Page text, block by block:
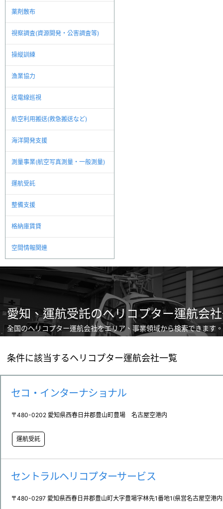
薬剤散布
視察調査(資源開発・公害調査等)
操縦訓練
漁業協力
送電線巡視
航空利用搬送(救急搬送など)
海洋開発支援
測量事業(航空写真測量・一般測量)
運航受託
整備支援
格納庫賃貸
空間情報関連
愛知、運航受託のヘリコプター運航会
全国のヘリコプター運航会社をエリア、事業領域から検索できます。
条件に該当するヘリコプター運航会社一覧
セコ・インターナショナル
〒480-0202 愛知県西春日井郡豊山町豊場 名古屋空港内
運航受託
セントラルヘリコプターサービス
〒480-0297 愛知県西春日井郡豊山町大字豊場字林先1番地1(県営名古屋空港